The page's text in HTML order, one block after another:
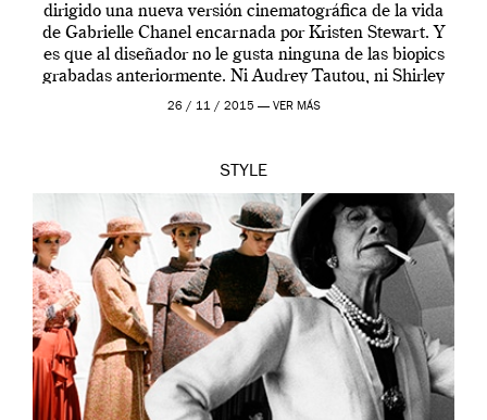
dirigido una nueva versión cinematográfica de la vida
de Gabrielle Chanel encarnada por Kristen Stewart. Y
es que al diseñador no le gusta ninguna de las biopics
grabadas anteriormente. Ni Audrey Tautou, ni Shirley
McLaine ni ninguna otra. A él […]
26 / 11 / 2015 — VER MÁS
STYLE